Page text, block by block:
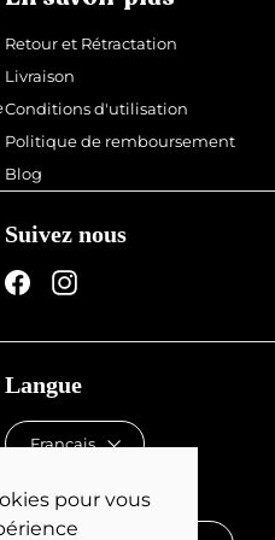
pour vous
Retour et Rétractation
Livraison
Conditions d'utilisation
Politique de remboursement
Blog
Suivez nous
FacebookInstagram
Langue
Français